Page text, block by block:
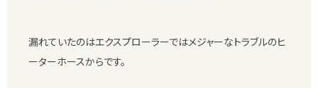
漏れていたのはエクスプローラーではメジャーなトラブルのヒ
ーターホースからです。